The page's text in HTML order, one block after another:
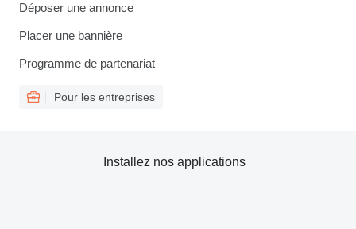
Déposer une annonce
Placer une bannière
Programme de partenariat
Pour les entreprises
Installez nos applications